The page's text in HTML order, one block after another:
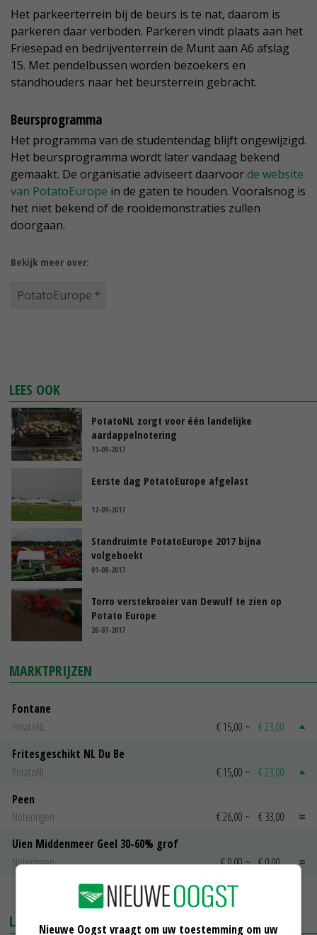
Het parkeerterrein bij de beurs is te nat, daarom is
parkeren daar verboden. Parkeren vindt plaats aan het
Friesepad en bedrijventerrein de Munt aan A6 afslag
15. Met pendelbussen worden bezoekers en
standhouders naar het beursterrein gebracht.
Beursprogramma
Het programma van de studentendag blijft ongewijzigd.
Het beursprogramma wordt later vandaag bekend
gemaakt. De organisatie adviseert daarvoorde website
van PotatoEurope in de gaten te houden. Vooralsnog is
het niet bekend of de rooidemonstraties zullen
doorgaan.
Bekijk meer over:
PotatoEurope
LEES OOK
PotatoNL zorgt voor één landelijke
aardappelnotering
13-09-2017
Eerste dag PotatoEurope afgelast
12-09-2017
Standruimte PotatoEurope 2017 bijna
volgeboekt
01-08-2017
Torro verstekrooier van Dewulf te zien op
Potato Europe
26-07-2017
MARKTPRIJZEN
Fontane
PotatoNL
€ 15,00 ~ € 23,00
Fritesgeschikt NL Du Be
PotatoNL
€ 15,00 ~ € 23,00
Peen
Noteringen
€ 26,00 ~ € 33,00
Uien Middenmeer Geel 30-60% grof
Noteringen
€ 0,00~ € 0,00
MEER MARKTPRIJZEN
LAATSTE NIEUWS
Nieuwe Oogst vraagt om uw toestemming om uw